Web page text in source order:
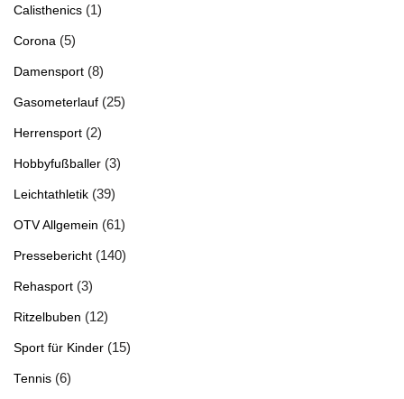
Calisthenics (1)
Corona (5)
Damensport (8)
Gasometerlauf (25)
Herrensport (2)
Hobbyfußballer (3)
Leichtathletik (39)
OTV Allgemein (61)
Pressebericht (140)
Rehasport (3)
Ritzelbuben (12)
Sport für Kinder (15)
Tennis (6)